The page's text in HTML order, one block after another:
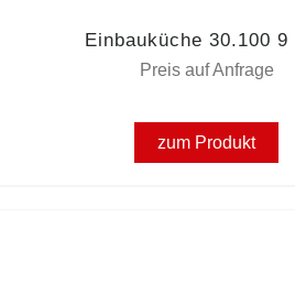
Einbauküche 30.100 9
Preis auf Anfrage
zum Produkt